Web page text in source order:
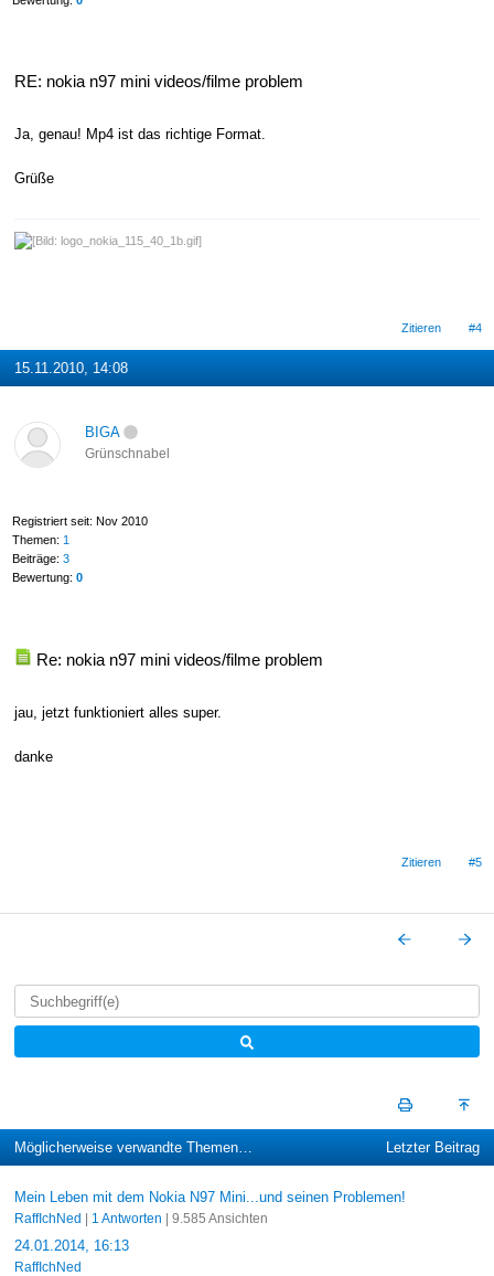
RE: nokia n97 mini videos/filme problem
Ja, genau! Mp4 ist das richtige Format.
Grüße
Zitieren #4
15.11.2010, 14:08
BIGA
Grünschnabel
Registriert seit: Nov 2010
Themen: 1
Beiträge: 3
Bewertung: 0
Re: nokia n97 mini videos/filme problem
jau, jetzt funktioniert alles super.
danke
Zitieren #5
Möglicherweise verwandte Themen… Letzter Beitrag
Mein Leben mit dem Nokia N97 Mini...und seinen Problemen!
RaffIchNed 1 Antworten | 9.585 Ansichten
24.01.2014, 16:13
RaffIchNed